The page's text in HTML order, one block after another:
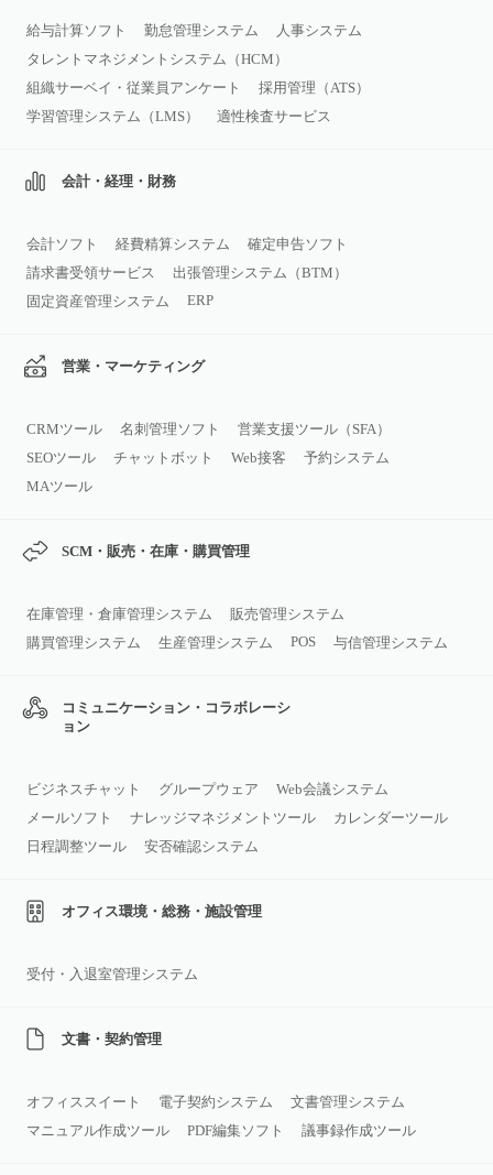
給与計算ソフト 勤怠管理システム
人事システム
タレントマネジメントシステム（HCM）
組織サーベイ・従業員アンケート
採用管理（ATS）
学習管理システム（LMS）
適性検査サービス
会計・経理・財務
会計ソフト 経費精算システム
確定申告ソフト
請求書受領サービス
出張管理システム（BTM）
固定資産管理システム
ERP
営業・マーケティング
CRMツール 名刺管理ソフト
営業支援ツール（SFA）
SEOツール
チャットボット Web接客
予約システム
MAツール
SCM・販売・在庫・購買管理
在庫管理・倉庫管理システム
販売管理システム
購買管理システム
生産管理システム POS 与信管理システム
コミュニケーション・コラボレーシ
ョン
ビジネスチャット グループウェア
Web会議システム
メールソフト
ナレッジマネジメントツール
カレンダーツール
日程調整ツール
安否確認システム
オフィス環境・総務・施設管理
受付・入退室管理システム
文書・契約管理
オフィススイート 電子契約システム
文書管理システム
マニュアル作成ツール
PDF編集ソフト 議事録作成ツール